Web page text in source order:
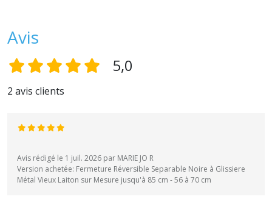
Avis
5,0
2 avis clients
Avis rédigé le 1 juil. 2026 par MARIE JO R
Version achetée: Fermeture Réversible Separable Noire à Glissiere
Métal Vieux Laiton sur Mesure jusqu'à 85 cm - 56 à 70 cm